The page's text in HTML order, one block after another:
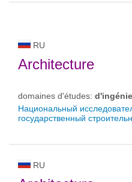
RU
Architecture
domaines d'études:
Национальный
государственный
RU